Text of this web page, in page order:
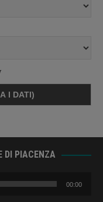
DI PIACENZA
00:00